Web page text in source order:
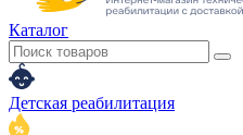
Каталог
Детская реабилитация